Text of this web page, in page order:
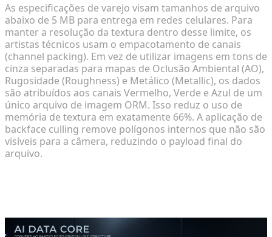
As especificações de varejo visam tamanhos de arquivo
abaixo de 5 MB para entrega em redes celulares. Para
manter a resolução da textura dentro desse limite, os
artistas técnicos usam o empacotamento de canais
(channel packing). Em vez de utilizar imagens em tons de
cinza separadas para mapas de Oclusão Ambiental (AO),
Rugosidade (Roughness) e Metálico (Metallic), os dados
são atribuídos aos canais Vermelho, Verde e Azul de um
único arquivo de imagem ORM. Isso reduz o uso de
memória de textura em exatamente 66%. A aplicação de
backface culling remove polígonos internos que não são
visíveis para a câmera, reduzindo o payload final do
arquivo.